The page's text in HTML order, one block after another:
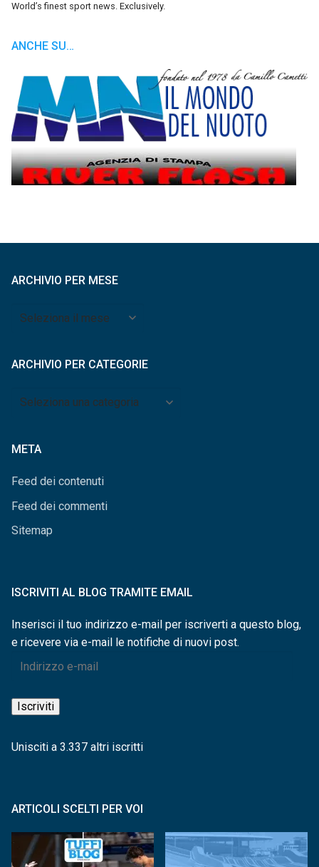
World’s finest sport news. Exclusively.
ANCHE SU…
ARCHIVIO PER MESE
Archivio
ARCHIVIO PER CATEGORIE
Archivio
META
Feed dei contenuti
Feed dei commenti
Sitemap
ISCRIVITI AL BLOG TRAMITE EMAIL
Inserisci il tuo indirizzo e-mail per iscriverti a questo blog,
e ricevere via e-mail le notifiche di nuovi post.
Indirizzo
mail
Iscriviti
Unisciti a 3.337 altri iscritti
ARTICOLI SCELTI PER VOI